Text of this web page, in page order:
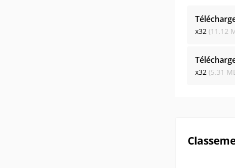
x32 (11.12
x32 (5.31